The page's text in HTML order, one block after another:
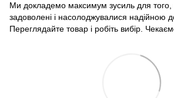
Ми докладемо максимум зусиль для
задоволені і насолоджувалися надійною
Переглядайте товар і робіть вибір.